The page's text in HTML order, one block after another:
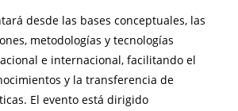
desde las bases conceptuales, las
metodologías y tecnologías
e internacional, facilitando el
y la transferencia de
El evento está dirigido